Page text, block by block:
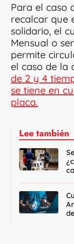
Para el caso
recalcar que
solidario, el
Mensual o
permite
el caso de la
de 2 y 4
se tiene en
placa.
Lee también